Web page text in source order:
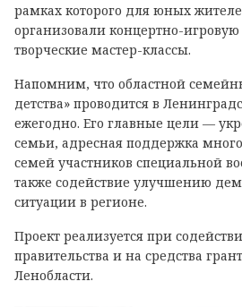
рамках которого для юных
организовали концертно-
творческие мастер-классы.
Напомним, что областной
детства» проводится в
ежегодно. Его главные цели —
семьи, адресная поддержка
семей участников специальной
также содействие улучшению
ситуации в регионе.
Проект реализуется при
правительства и на средства
Ленобласти.